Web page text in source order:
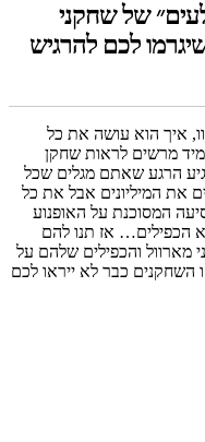
של שחקני
לכם להרגיש
איך הוא עושה את כל
מרשים לראות שחקן
הרגע שאתם מגלים שכל
את המיליונים אבל את כל
המסוכנת על האופנוע
הכפילים… אז תנו להם
של שחקני מארוול והכפילים שלהם על
השחקנים כבר לא ייראו לכם